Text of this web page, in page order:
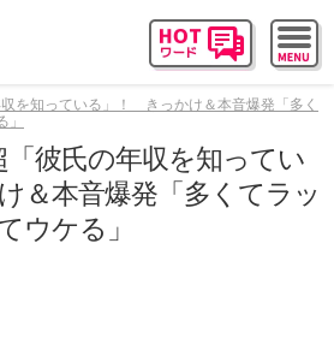
を知っている」！ きっかけ＆本音爆発「多く
「彼氏の年収を知ってい
＆本音爆発「多くてラッ
ウケる」